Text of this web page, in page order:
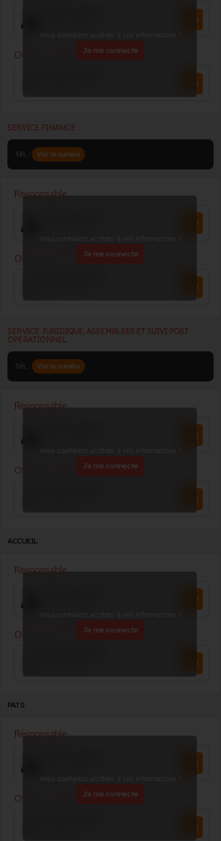
Vous souhaitez accéder à ces informations ?
Je me connecte
SERVICE FINANCE
Tél. : Voir le numéro
Vous souhaitez accéder à ces informations ?
Je me connecte
SERVICE JURIDIQUE, ASSEMBLEES ET SUIVI POST
OPERATIONNEL
Tél. : Voir le numéro
Vous souhaitez accéder à ces informations ?
Je me connecte
ACCUEIL
Vous souhaitez accéder à ces informations ?
Je me connecte
PATS
Vous souhaitez accéder à ces informations ?
Je me connecte